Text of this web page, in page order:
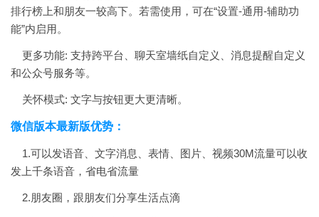
排行榜上和朋友一较高下。若需使用，可在“设置-通用-辅助功
能”内启用。
更多功能: 支持跨平台、聊天室墙纸自定义、消息提醒自定义
和公众号服务等。
关怀模式: 文字与按钮更大更清晰。
微信版本最新版优势：
1.可以发语音、文字消息、表情、图片、视频30M流量可以收
发上千条语音，省电省流量
2.朋友圈，跟朋友们分享生活点滴